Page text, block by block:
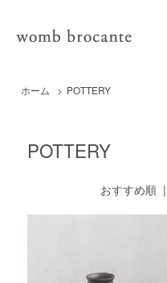
ホーム > POTTERY
POTTERY
おすすめ順|